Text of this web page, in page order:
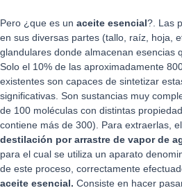
Pero ¿que es un aceite esencial ?. Las
en sus diversas partes (tallo, raíz, hoja,
glandulares donde almacenan esencias
Solo el 10% de las aproximadamente
existentes son capaces de sintetizar
significativas. Son sustancias muy
de 100 moléculas con distintas
contiene más de 300). Para extraerlas,
destilación por arrastre de vapor de
para el cual se utiliza un aparato
de este proceso, correctamente
aceite esencial. Consiste en hacer